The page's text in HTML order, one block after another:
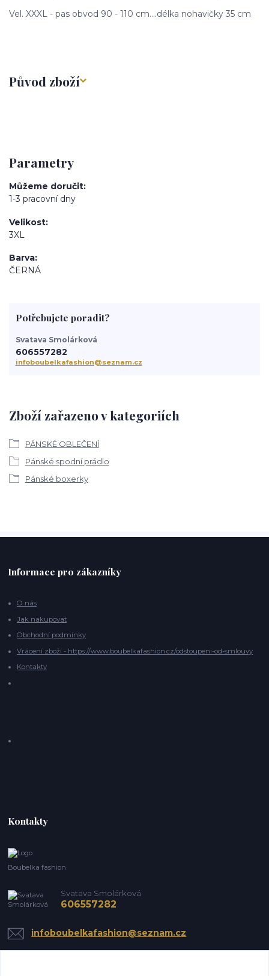
Vel. XXXL - pas obvod 90 - 110 cm....délka nohavičky 35 cm
Původ zboží
Parametry
Můžeme doručit
1-3 pracovní dny
Velikost
3XL
Barva
ČERNÁ
Zboží zařazeno v kategoriích
PÁNSKÉ OBLEČENÍ
Pánské spodní prádlo
Pánské boxerky
Potřebujete poradit?
Svatava Smolárková
606557282
infoboubelkafashion@seznam.cz
Informace pro zákazníky
O nás
Jak nakupovat
Obchodní podmínky
Vrácení zboží - https://www.boubelkafashion.cz/odstoupeni-od-smlouvy
Kontakty
Kontakty
Boubelka fashion
Svatava Smolárková
606557282
infoboubelkafashion@seznam.cz